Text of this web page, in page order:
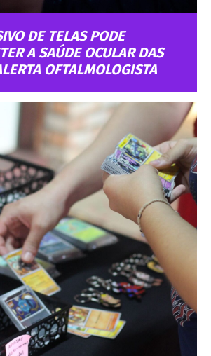
DE TELAS PODE
A SAÚDE OCULAR DAS
OFTALMOLOGISTA